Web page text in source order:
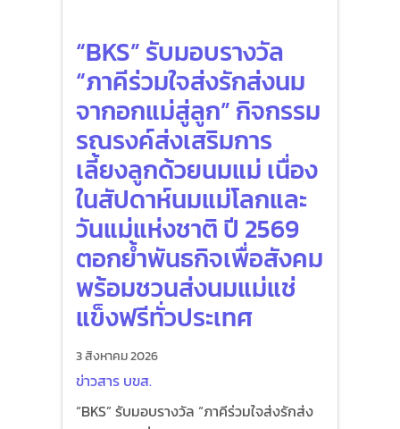
“BKS” รับมอบรางวัล
“ภาคีร่วมใจส่งรักส่งนม
จากอกแม่สู่ลูก” กิจกรรม
รณรงค์ส่งเสริมการ
เลี้ยงลูกด้วยนมแม่ เนื่อง
ในสัปดาห์นมแม่โลกและ
วันแม่แห่งชาติ ปี 2569
ตอกย้ำพันธกิจเพื่อสังคม
พร้อมชวนส่งนมแม่แช่
แข็งฟรีทั่วประเทศ
3 สิงหาคม 2026
ข่าวสาร บขส.
“BKS” รับมอบรางวัล “ภาคีร่วมใจส่งรักส่ง